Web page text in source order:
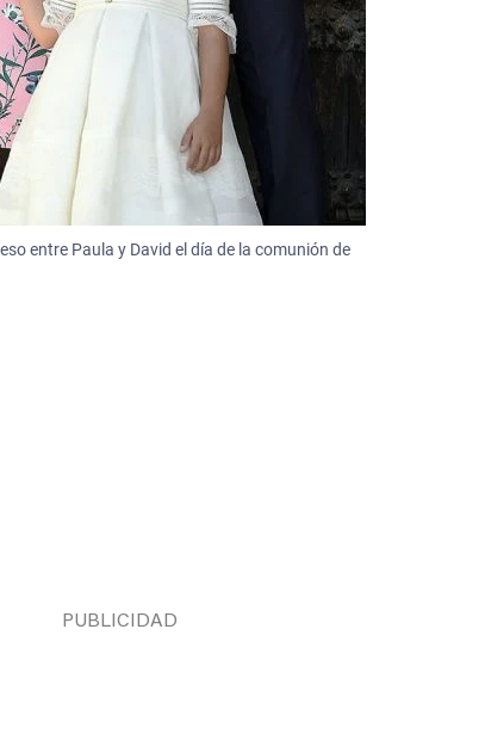
entre Paula y David el día de la comunión de